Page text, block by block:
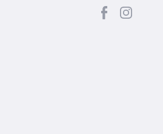
facebook